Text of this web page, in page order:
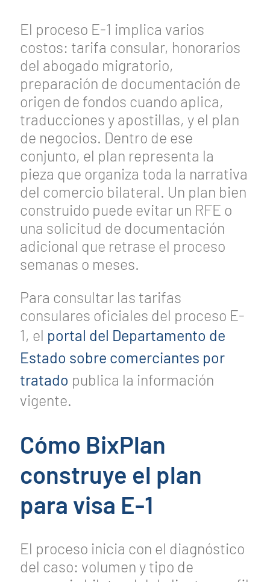
El proceso E-1 implica varios
costos: tarifa consular, honorarios
del abogado migratorio,
preparación de documentación de
origen de fondos cuando aplica,
traducciones y apostillas, y el plan
de negocios. Dentro de ese
conjunto, el plan representa la
pieza que organiza toda la narrativa
del comercio bilateral. Un plan bien
construido puede evitar un RFE o
una solicitud de documentación
adicional que retrase el proceso
semanas o meses.
Para consultar las tarifas
consulares oficiales del proceso E-
1, el portal del Departamento de
Estado sobre comerciantes por
tratado publica la información
vigente.
Cómo BixPlan
construye el plan
para visa E-1
El proceso inicia con el diagnóstico
del caso: volumen y tipo de